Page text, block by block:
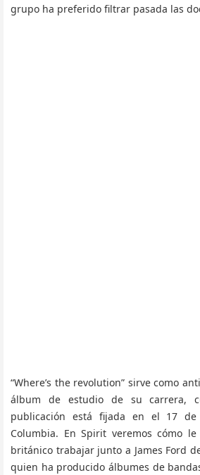
grupo ha preferido filtrar pasada las
“Where’s the revolution” sirve como
álbum de estudio de su carrera,
publicación está fijada en el 17
Columbia. En Spirit veremos cómo
británico trabajar junto a James Ford
quien ha producido álbumes de